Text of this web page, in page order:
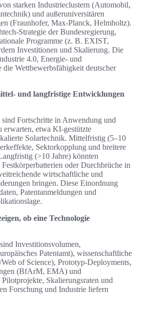
starken Industrieclustern (Automobil,
und außeruniversitären
(Fraunhofer, Max-Planck, Helmholtz).
Strategie der Bundesregierung,
Programme (z. B. EXIST,
Investitionen und Skalierung. Die
4.0, Energie- und
Wettbewerbsfähigkeit deutscher
und langfristige Entwicklungen
Fortschritte in Anwendung und
etwa KI‑gestützte
Solartechnik. Mittelfristig (5–10
Sektorkopplung und breitere
(>10 Jahre) könnten
oder Durchbrüche in
wirtschaftliche und
bringen. Diese Einordnung
Patentanmeldungen und
ob eine Technologie
Investitionsvolumen,
Patentamt), wissenschaftliche
of Science), Prototyp‑Deployments,
(BfArM, EMA) und
Skalierungsraten und
Forschung und Industrie liefern